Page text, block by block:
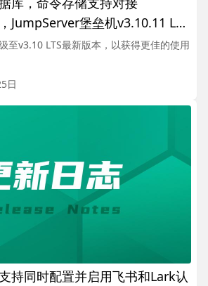
JumpServer堡垒机v3.10.11 LTS
至v3.10 LTS最新版本，以获得更佳的使用
日
持同时配置并启用飞书和Lark认